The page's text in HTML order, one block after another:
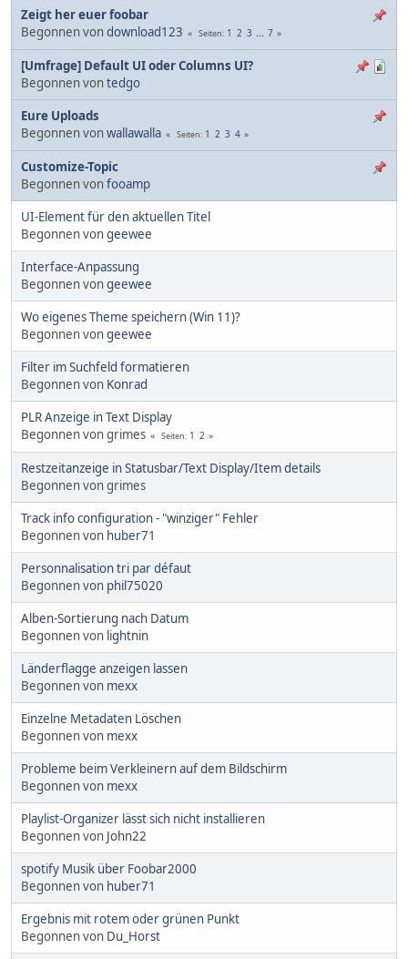
Zeigt her euer foobar
Begonnen vondownload123 Seiten 1 2 3 ... 7
[Umfrage] Default UI oder Columns UI?
Begonnen vontedgo
Eure Uploads
Begonnen vonwallawalla Seiten 1 2 3 4
Customize-Topic
Begonnen vonfooamp
UI-Element für den aktuellen Titel
Begonnen vongeewee
Interface-Anpassung
Begonnen vongeewee
Wo eigenes Theme speichern (Win 11)?
Begonnen vongeewee
Filter im Suchfeld formatieren
Begonnen von Konrad
PLR Anzeige in Text Display
Begonnen von grimes
Seiten 1 2
Restzeitanzeige in Statusbar/Text Display/Item details
Begonnen von grimes
Track info configuration - "winziger" Fehler
Begonnen von huber71
Personnalisation tri par défaut
Begonnen von phil75020
Alben-Sortierung nach Datum
Begonnen von lightnin
Länderflagge anzeigen lassen
Begonnen von mexx
Einzelne Metadaten Löschen
Begonnen von mexx
Probleme beim Verkleinern auf dem Bildschirm
Begonnen von mexx
Playlist-Organizer lässt sich nicht installieren
Begonnen von John22
spotify Musik über Foobar2000
Begonnen von huber71
Ergebnis mit rotem oder grünen Punkt
Begonnen von Du_Horst